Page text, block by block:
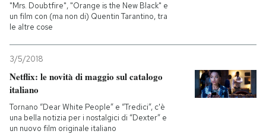
"Mrs. Doubtfire", "Orange is the New Black" e
un film con (ma non di) Quentin Tarantino, tra
le altre cose
3/5/2018
Netflix: le novità di maggio sul catalogo
italiano
Tornano “Dear White People” e “Tredici”, c'è
una bella notizia per i nostalgici di “Dexter” e
un nuovo film originale italiano